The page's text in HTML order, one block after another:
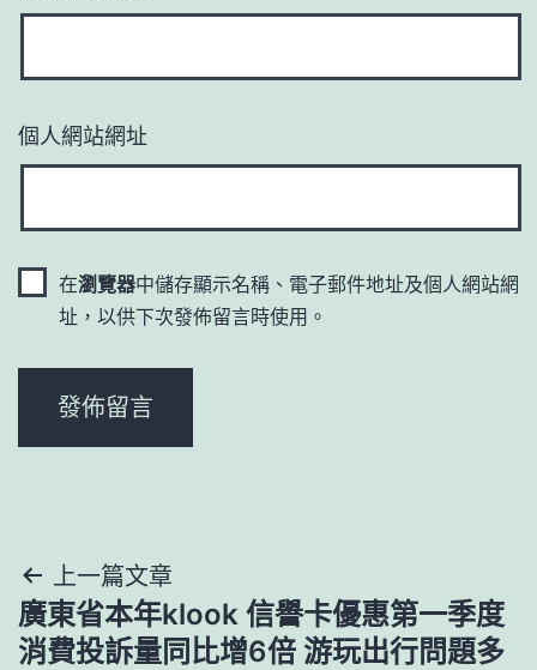
個人網站網址
在瀏覽器中儲存顯示名稱、電子郵件地址及個人網站網
址，以供下次發佈留言時使用。
文
章
上一篇文章
廣東省本年klook 信譽卡優惠第一季度
消費投訴量同比增6倍 游玩出行問題多